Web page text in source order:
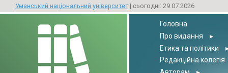
Уманський національний університет| сьогодні: 29.07.2026
Головна
Про видання
▸
Етика та політики
Редакційна колегія